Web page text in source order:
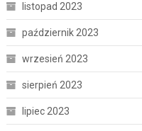
listopad 2023
październik 2023
wrzesień 2023
sierpień 2023
lipiec 2023